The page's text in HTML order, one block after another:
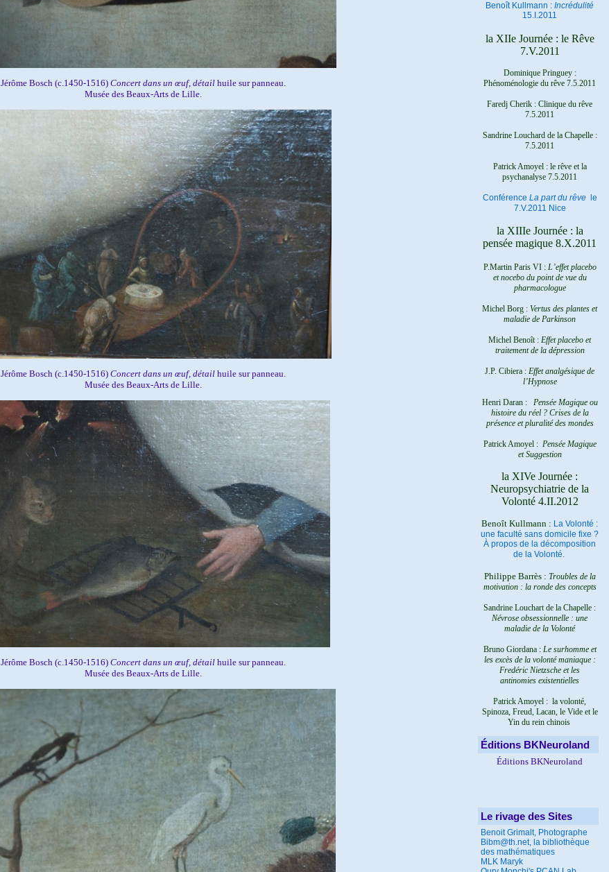
Jérôme Bosch (c.1450-1516) Concert dans un œuf, détail huile sur panneau.
Musée des Beaux-Arts de Lille.
Jérôme Bosch (c.1450-1516) Concert dans un œuf, détail huile sur panneau.
Musée des Beaux-Arts de Lille.
Jérôme Bosch (c.1450-1516) Concert dans un œuf, détail huile sur panneau.
Musée des Beaux-Arts de Lille.
Benoît Kullmann : Incrédulité
15.I.2011
la XIIe Journée : le Rêve
7.V.2011
Dominique Pringuey :
Phénoménologie du rêve 7.5.2011
Faredj Cherik : Clinique du rêve
7.5.2011
Sandrine Louchard de la Chapelle :
7.5.2011
Patrick Amoyel : le rêve et la
psychanalyse 7.5.2011
Conférence La part du rêve
le
7.V.2011 Nice
la XIIIe Journée : la
pensée magique 8.X.2011
P.Martin Paris VI : L’effet placebo
et nocebo du point de vue du
pharmacologue
Michel Borg : Vertus des plantes et
maladie de Parkinson
Michel Benoît : Effet placebo et
traitement de la dépression
J.P. Cibiera : Effet analgésique de
l’Hypnose
Henri Daran : Pensée Magique ou
histoire du réel ?Crises de la
présence et pluralité des mondes
Patrick Amoyel : Pensée Magique
et Suggestion
la XIVe Journée :
Neuropsychiatrie de la
Volonté 4.II.2012
Benoît Kullmann : La Volonté :
une faculté sans domicile fixe ?
À propos de la décomposition
de la Volonté.
Philippe Barrès : Troubles de la
motivation : la ronde des concepts
Sandrine Louchart de la Chapelle :
Névrose obsessionnelle : une
maladie de la Volonté
Bruno Giordana : Le surhomme et
les excès de la volonté maniaque :
Fredéric Nietzsche et les
antinomies existentielles
Patrick Amoyel : la volonté,
Spinoza, Freud, Lacan, le Vide et le
Yin du rein chinois
Éditions BKNeuroland
Éditions BKNeuroland
Le rivage des Sites
Benoit Grimalt, Photographe
Bibm@th.net, la bibliothèque
des mathématiques
MLK Maryk